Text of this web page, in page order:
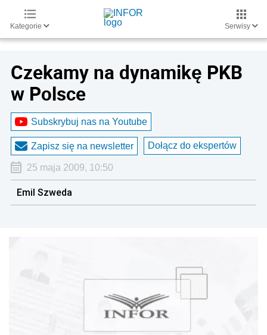
Kategorie Serwisy
Czekamy na dynamikę PKB
w Polsce
Subskrybuj nas na Youtube
Zapisz się na newsletter Dołącz do ekspertów
25 maja 2009, 10:50
Emil Szweda